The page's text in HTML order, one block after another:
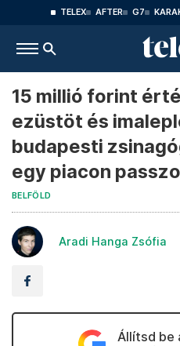
TELEX AFTER G7
15 millió forint
ezüstöt és
budapesti
egy piacon
BELFÖLD
Aradi Hanga Zsófia
Állítsd be